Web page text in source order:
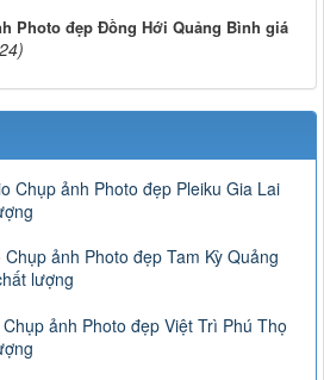
Photo đẹp Đồng Hới Quảng Bình giá
Chụp ảnh Photo đẹp Pleiku Gia Lai
ảnh Photo đẹp Tam Kỳ Quảng
lượng
ảnh Photo đẹp Việt Trì Phú Thọ